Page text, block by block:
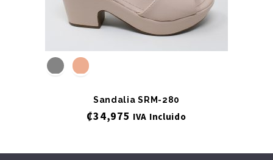
Sandalia SRM-280
₡34,975 IVA Incluido